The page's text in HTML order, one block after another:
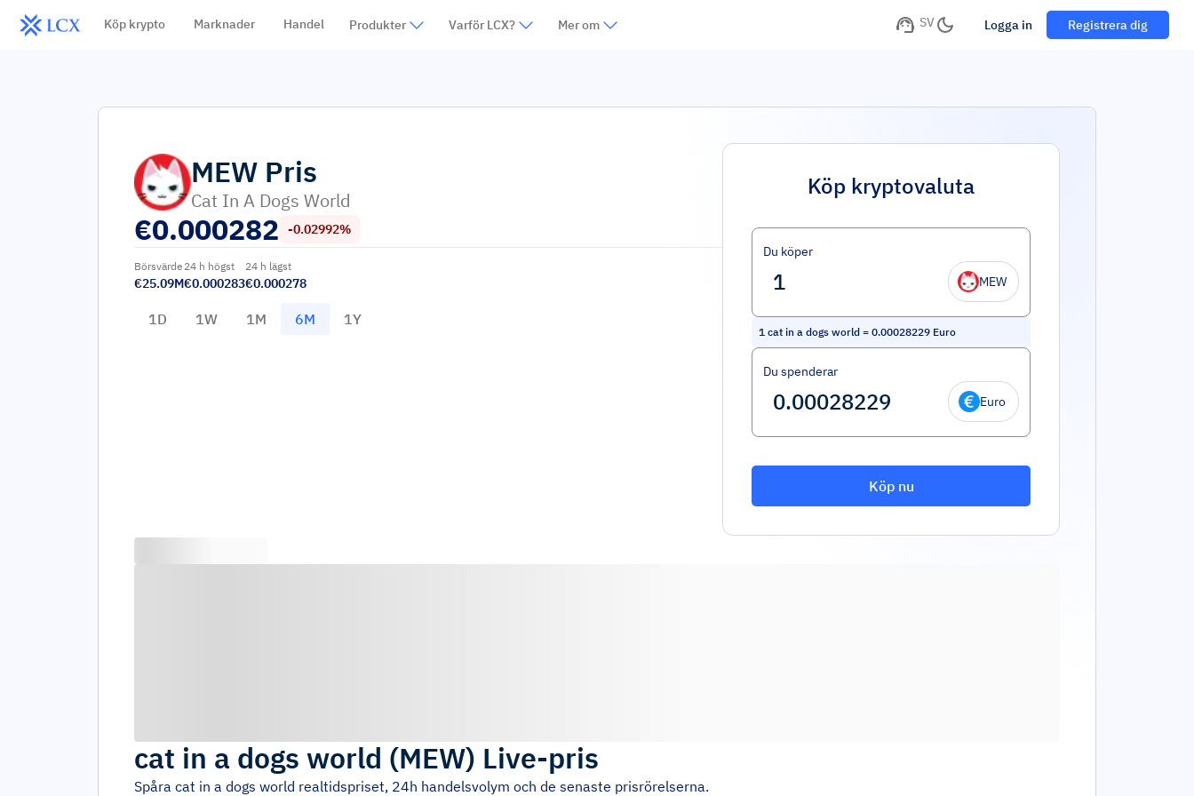
Köp krypto Marknader Handel Produkter Varför LCX? Mer om SV Logga in Registrera dig
MEW Pris
Cat In A Dogs World
€0.000282 -0.02992%
Börsvärde
€25.09M
24 h högst
€0.000283
24 h lägst
€0.000278
1D 1W 1M 6M 1Y
Köp kryptovaluta
Du köper
MEW
1 cat in a dogs world = 0.00028229 Euro
Du spenderar
Euro
Köp nu
cat in a dogs world (MEW) Live-pris
Spåra cat in a dogs world realtidspriset, 24h handelsvolym och de senaste prisrörelserna.